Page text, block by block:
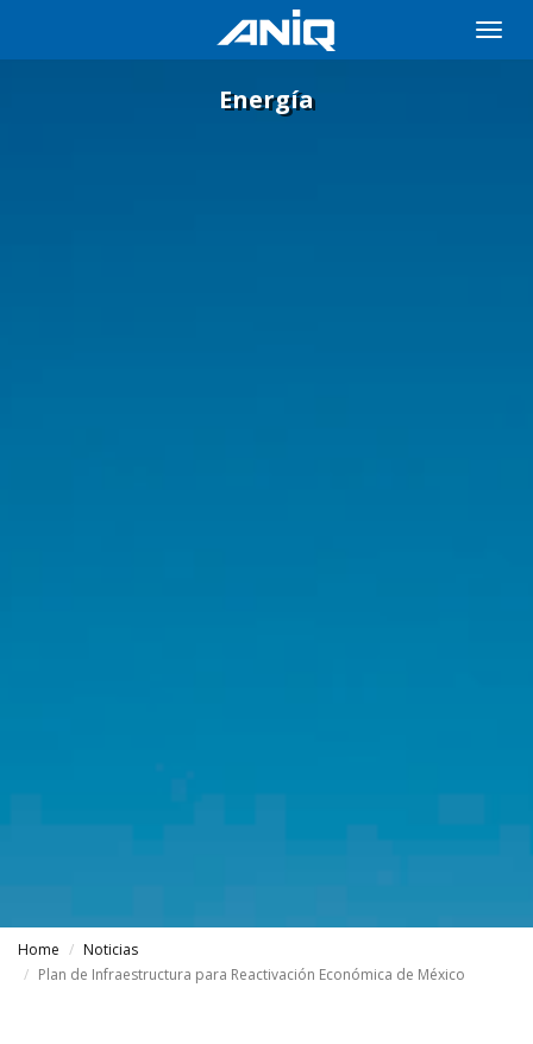
Toggle
Energía
Home
Noticias
Plan de Infraestructura para Reactivación Económica de México